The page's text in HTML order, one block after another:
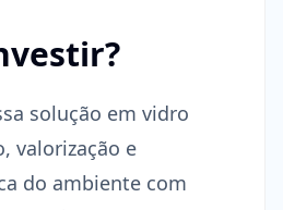
solução em vidro
valorização e
do ambiente com